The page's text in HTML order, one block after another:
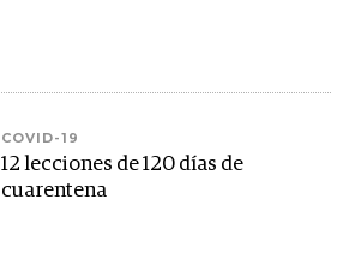
COVID-19
12 lecciones de 120 días de
cuarentena